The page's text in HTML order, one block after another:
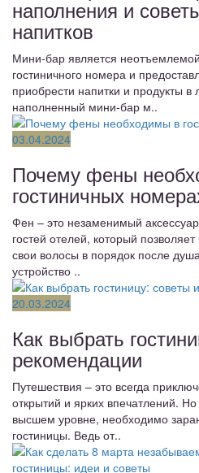
наполнения и
напитков
Мини-бар является
гостиничного номера и
приобрести напитки и продукты
наполненный мини-бар м..
03.04.2024
Почему фены
гостиничных
Фен – это незаменимый
гостей отелей, который
свои волосы в порядок после
устройство ..
20.03.2024
Как выбрать
рекомендации
Путешествия – это всегда
открытий и ярких впечатлений.
высшем уровне, необходимо
гостиницы. Ведь от..